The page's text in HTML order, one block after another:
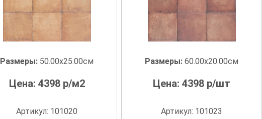
Размеры: 50.00x25.00см
Цена: 4398р/м2
Артикул: 101020
Размеры: 60.00x20.00см
Цена: 4398р/шт
Артикул: 101023